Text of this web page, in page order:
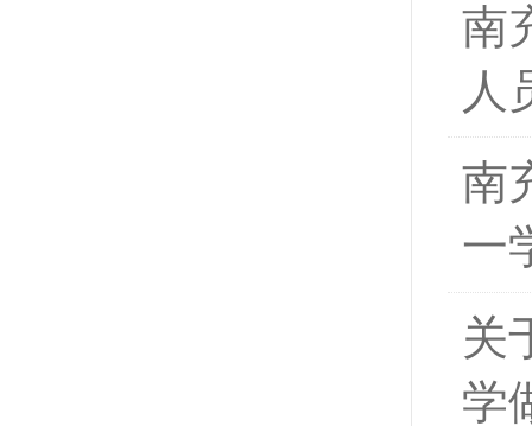
南
人
南
一
关
学